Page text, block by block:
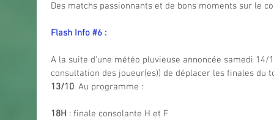
Des matchs passionnants et de bons moments sur le
Flash Info #6 :
A la suite d'une météo pluvieuse annoncée samedi 14/
consultation des joueur(es)) de déplacer les finales du
13/10. Au programme :
18H : finale consolante H et F